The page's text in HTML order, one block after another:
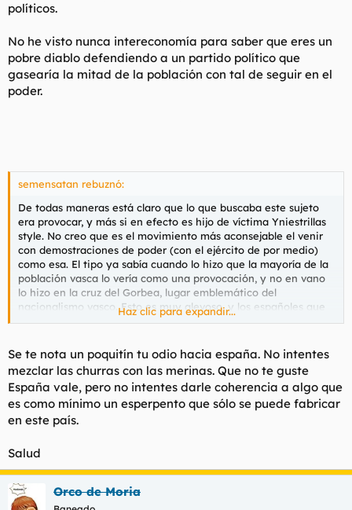
políticos.
No he visto nunca intereconomía para saber que eres un
pobre diablo defendiendo a un partido político que
gasearía la mitad de la población con tal de seguir en el
poder.
semensatan rebuznó:
De todas maneras está claro que lo que buscaba este sujeto
era provocar, y más si en efecto es hijo de víctima Yniestrillas
style. No creo que es el movimiento más aconsejable el venir
con demostraciones de poder (con el ejército de por medio)
como esa. El tipo ya sabía cuando lo hizo que la mayoría de la
población vasca lo vería como una provocación, y no en vano
lo hizo en la cruz del Gorbea, lugar emblemático del
nacionalismo vasco. Esto es muy alevoso, y los españoles que
queréis a vuestra bandera deberíais avergonzaros de que un
bandera para su satisfacción personal. En serio, flaco favor le
hacía a España ese garrulo.
Muy mal por su parte. Y la prueba está en que la sanción le ha
venido del mismo ejército.
Haz clic para expandir...
Se te nota un poquitín tu odio hacia españa. No intentes
mezclar las churras con las merinas. Que no te guste
España vale, pero no intentes darle coherencia a algo que
es como mínimo un esperpento que sólo se puede fabricar
en este país.
Salud
Orco de Moria